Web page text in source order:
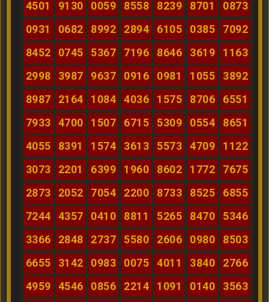
4501 9130 0059 8558 8239 8701
0873
0931
0682 8992 2894 6105 0385
7092
8452
0745 5367 7196 8646 3619
1163
2998
3987 9637 0916 0981 1055
3892
8987
2164 1084 4036 1575 8706
6551
7933
4700 1507 6715 5309 0554
8651
4055
8391 1574 3613 5573 4709
1122
3073
2201 6399 1960 8602 1772
7675
2873
2052 7054 2200 8733 8525
6855
7244
4357 0410 8811 5265 8470
5346
3366
2848 2737 5580 2606 0980
8503
6655
3142 0983 0075 4011 3840
2766
4959
4546 0856 2214 1091 0140
3563